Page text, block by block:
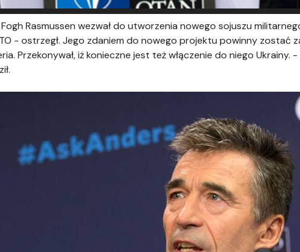
Rasmussen wezwał do utworzenia nowego sojuszu
- ostrzegł. Jego zdaniem do nowego projektu powinny zostać
Przekonywał, iż konieczne jest też włączenie do niego Ukrainy.